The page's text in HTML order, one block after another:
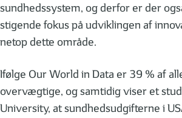
sundhedssystem, og derfor er der
stigende fokus på udviklingen af
netop dette område.
Ifølge Our World in Data er 39 % af
overvægtige, og samtidig viser et
University, at sundhedsudgifterne i